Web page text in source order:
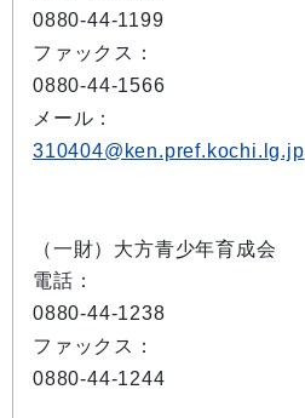
0880-44-1199
ファックス：
0880-44-1566
メール：
310404@ken.pref.kochi.lg.jp
（一財）大方青少年育成会
電話：
0880-44-1238
ファックス：
0880-44-1244